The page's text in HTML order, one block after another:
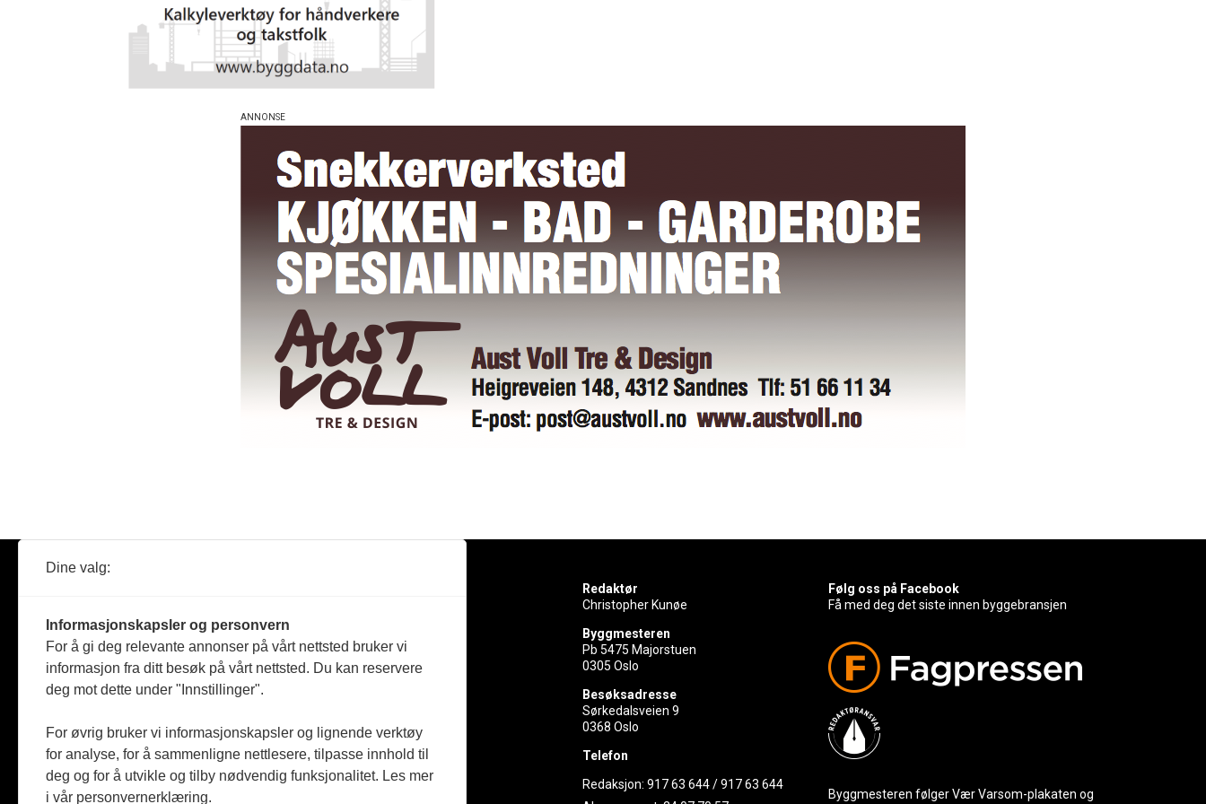
Reportasje
Produkter
Jobbmarked
Redaktør
Christopher Kunøe
Byggmesteren
Pb 5475 Majorstuen
0305 Oslo
Besøksadresse
Sørkedalsveien 9
0368 Oslo
Telefon
Redaksjon:917 63 644/917 63 644
Følg oss på Facebook
Få med deg det siste innen byggebransjen
Byggmesteren følger Vær Varsom-plakaten og
Dine valg:
Informasjonskapsler og personvern
For å gi deg relevante annonser på vårt nettsted bruker vi
informasjon fra ditt besøk på vårt nettsted. Du kan reservere
deg mot dette under "Innstillinger".
For øvrig bruker vi informasjonskapsler og lignende verktøy
for analyse, for å sammenligne nettlesere, tilpasse innhold til
deg og for å utvikle og tilby nødvendig funksjonalitet. Les mer
i vår personvernerklæring.